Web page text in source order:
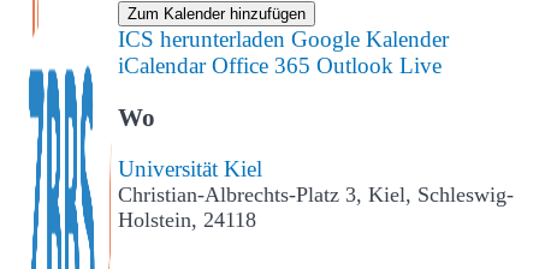
Zum Kalender hinzufügen
ICS herunterladen Google Kalender
iCalendar Office 365 Outlook Live
Wo
Universität Kiel
Christian-Albrechts-Platz 3, Kiel, Schleswig-
Holstein, 24118